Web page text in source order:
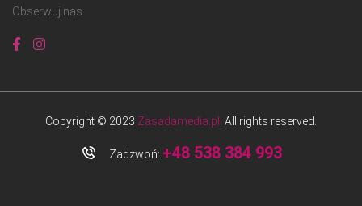
Obserwuj nas
Copyright © 2023 Zasadamedia.pl . All rights reserved.
Zadzwoń: +48 538 384 993